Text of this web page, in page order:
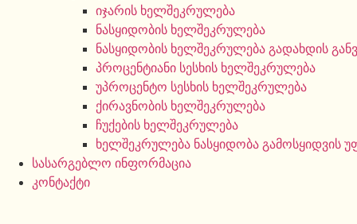
იჯარის ხელშეკრულება
ნასყიდობის ხელშეკრულება
ნასყიდობის ხელშეკრულება გადახდის
პროცენტიანი სესხის ხელშეკრულება
უპროცენტო სესხის ხელშეკრულება
ქირავნობის ხელშეკრულება
ჩუქების ხელშეკრულება
ხელშეკრულება ნასყიდობა გამოსყიდვის
სასარგებლო ინფორმაცია
კონტაქტი